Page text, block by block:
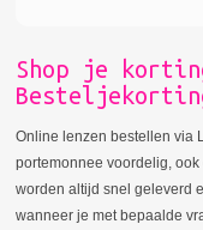
Shop je
Online lenzen bestellen via
portemonnee voordelig,
worden altijd snel geleverd
wanneer je met bepaalde